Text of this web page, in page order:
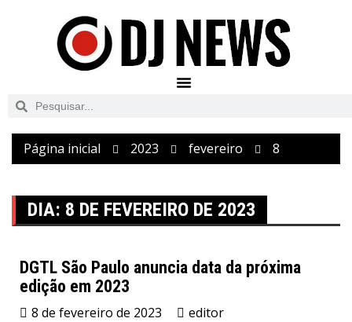
Página inicial 2023 fevereiro 8
DIA: 8 DE FEVEREIRO DE 2023
Eventos
DGTL São Paulo anuncia data da próxima
edição em 2023
8 de fevereiro de 2023
editor